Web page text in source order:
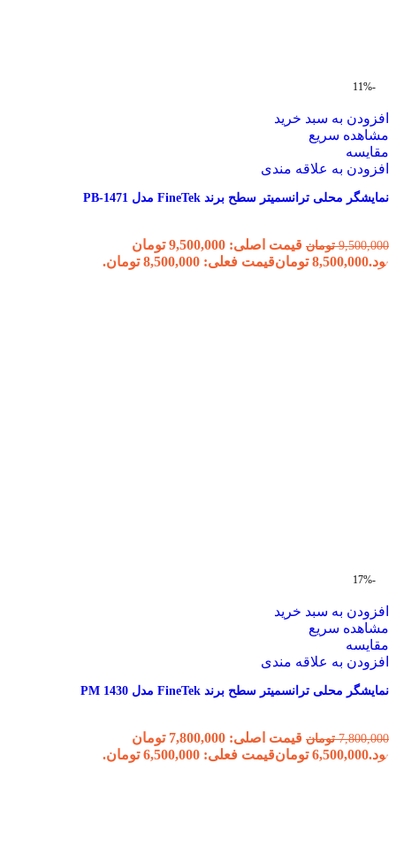
-11%
افزودن به سبد خرید
مشاهده سریع
مقایسه
افزودن به علاقه مندی
نمایشگر محلی ترانسمیتر سطح برند FineTek مدل PB-1471
9,500,000 تومان
قیمت اصلی: 9,500,000 تومان
بود.8,500,000 تومانقیمت فعلی: 8,500,000 تومان.
-17%
افزودن به سبد خرید
مشاهده سریع
مقایسه
افزودن به علاقه مندی
نمایشگر محلی ترانسمیتر سطح برند FineTek مدل PM 1430
7,800,000 تومان
قیمت اصلی: 7,800,000 تومان
بود.6,500,000 تومانقیمت فعلی: 6,500,000 تومان.